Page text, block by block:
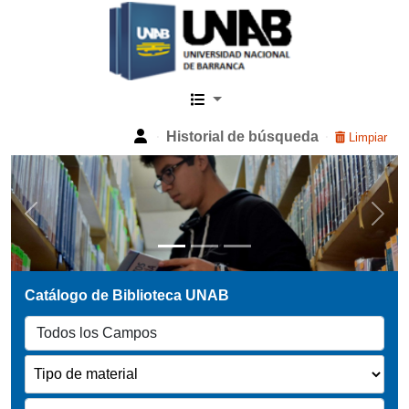
Catalogo Web UNAB
Historial de búsqueda Limpiar
Previous Next